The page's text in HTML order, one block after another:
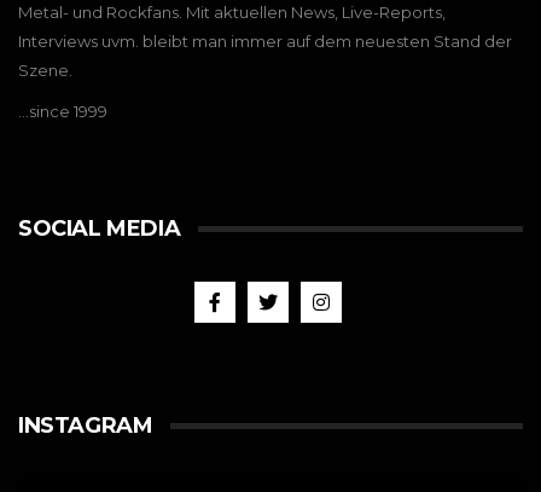
Metal- und Rockfans. Mit aktuellen News, Live-Reports,
Interviews uvm. bleibt man immer auf dem neuesten Stand der
Szene.
…since 1999
SOCIAL MEDIA
INSTAGRAM